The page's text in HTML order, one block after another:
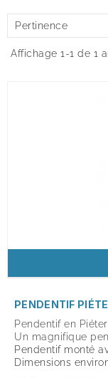
Pertinence
Affichage 1-1 de 1
PENDENTIF
Pendentif en
Un magnifique
Pendentif monté
Dimensions